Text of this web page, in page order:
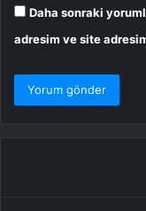
Daha sonraki
adresim ve site